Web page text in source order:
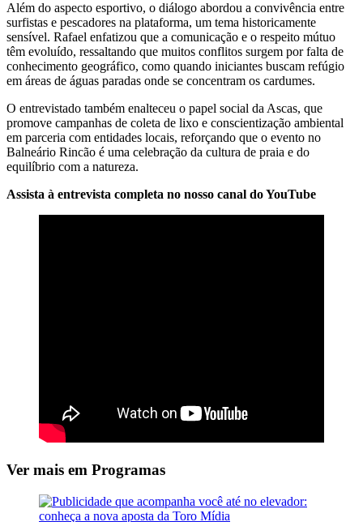
Além do aspecto esportivo, o diálogo abordou a convivência entre
surfistas e pescadores na plataforma, um tema historicamente
sensível. Rafael enfatizou que a comunicação e o respeito mútuo
têm evoluído, ressaltando que muitos conflitos surgem por falta de
conhecimento geográfico, como quando iniciantes buscam refúgio
em áreas de águas paradas onde se concentram os cardumes.
O entrevistado também enalteceu o papel social da Ascas, que
promove campanhas de coleta de lixo e conscientização ambiental
em parceria com entidades locais, reforçando que o evento no
Balneário Rincão é uma celebração da cultura de praia e do
equilíbrio com a natureza.
Assista à entrevista completa no nosso canal do YouTube
Ver mais em Programas